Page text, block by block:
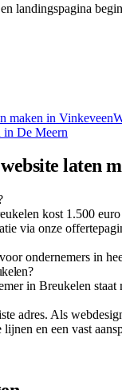
landingspagina
maken in Vinkeveen
in De Meern
laten
kost 1.500
via onze
ondernemers in
in Breukelen
adres. Als
en een vast